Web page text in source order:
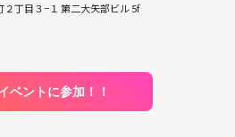
丁目３−１ 第二大矢部ビル 5f
ベントに参加！！